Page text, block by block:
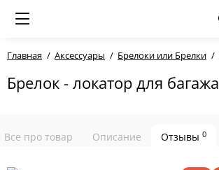
Главная Аксессуары Брелоки или Брелки
Брелок - локатор для багажа
Все про товар Описание Отзывы 0